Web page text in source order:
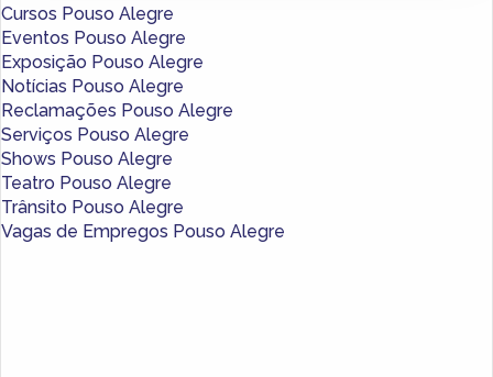
Cursos Pouso Alegre
Eventos Pouso Alegre
Exposição Pouso Alegre
Notícias Pouso Alegre
Reclamações Pouso Alegre
Serviços Pouso Alegre
Shows Pouso Alegre
Teatro Pouso Alegre
Trânsito Pouso Alegre
Vagas de Empregos Pouso Alegre